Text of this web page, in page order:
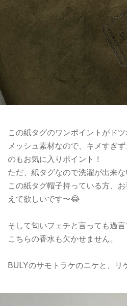
この紙タグのワンポイントがドツ
メッシュ素材なので、キメすぎ
のもお気に入りポイント！
ただ、紙タグなので洗濯が出来
この紙タグ帽子持っている方、
えて欲しいです〜😂
そして匂いフェチと言っても過言
こちらの香水も欠かせません。
BULYのサモトラケのニケと、リ